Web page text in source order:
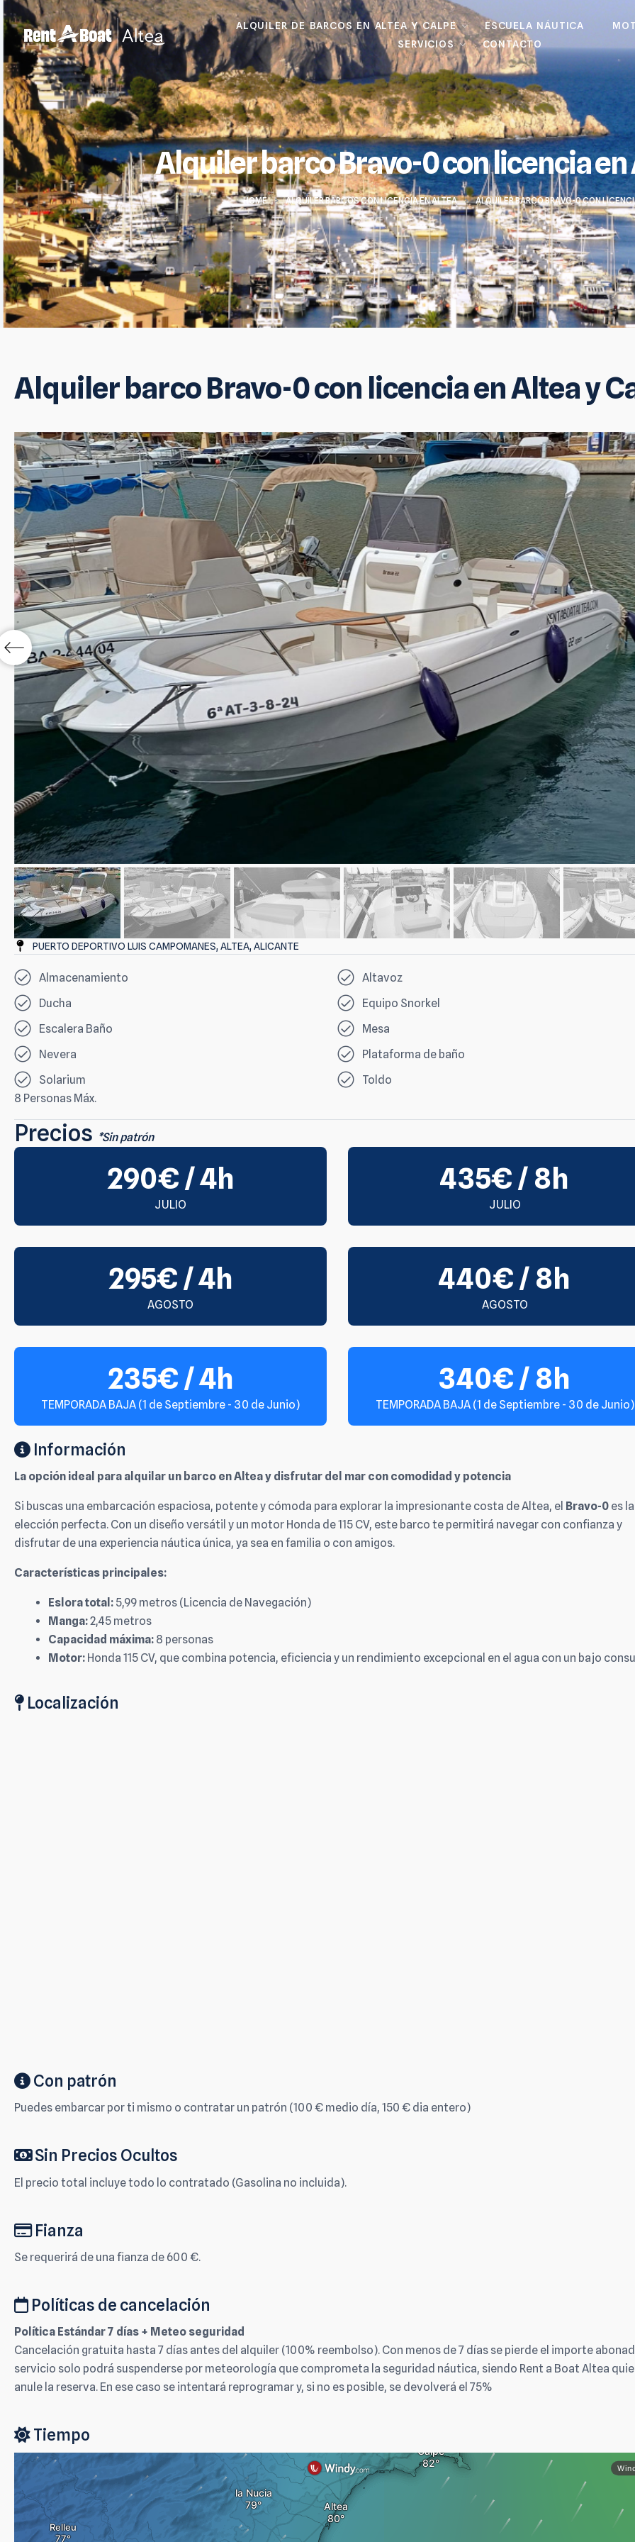
ALQUILER DE BARCOS EN ALTEA Y CALPE ESCUELA NÁUTICA
SERVICIOS
CONTACTO
Alquiler barco Bravo-0 con licencia en
HOME > ALQUILER BARCOS CON LICENCIA EN ALTEA > ALQUILER BARCO BRAVO-0 CON
Alquiler barco Bravo-0 con licencia en Altea y
PUERTO DEPORTIVO LUIS CAMPOMANES, ALTEA, ALICANTE
Almacenamiento
Ducha
Escalera Baño
Nevera
Solarium
Altavoz
Equipo Snorkel
Mesa
Plataforma de baño
Toldo
8 Personas Máx.
Precios *Sin patrón
290€ / 4h
JULIO
435€ / 8h
JULIO
295€ / 4h
AGOSTO
440€ / 8h
AGOSTO
235€ / 4h
TEMPORADA BAJA (1 de Septiembre - 30 de Junio)
340€ / 8h
TEMPORADA BAJA (1 de Septiembre - 30 de Junio)
Información
La opción ideal para alquilar un barco en Altea y disfrutar del mar con comodidad y potencia
Si buscas una embarcación espaciosa, potente y cómoda para explorar la impresionante costa de Altea, el Bravo-0 es la
elección perfecta. Con un diseño versátil y un motor Honda de 115 CV, este barco te permitirá navegar con confianza y
disfrutar de una experiencia náutica única, ya sea en familia o con amigos.
Características principales:
Eslora total: 5,99 metros (Licencia de Navegación)
Manga:2,45 metros
Capacidad máxima: 8 personas
Motor: Honda 115 CV, que combina potencia, eficiencia y un rendimiento excepcional en el agua con un bajo
Localización
Con patrón
Puedes embarcar por ti mismo o contratar un patrón (100 € medio día, 150 € dia entero)
Sin Precios Ocultos
El precio total incluye todo lo contratado (Gasolina no incluida).
Fianza
Se requerirá de una fianza de 600 €.
Políticas de cancelación
Política Estándar 7 días + Meteo seguridad
Cancelación gratuita hasta 7 días antes del alquiler (100% reembolso). Con menos de 7 días se pierde el importe
servicio solo podrá suspenderse por meteorología que comprometa la seguridad náutica, siendo Rent a Boat Altea
anule la reserva. En ese caso se intentará reprogramar y, si no es posible, se devolverá el 75%
Tiempo